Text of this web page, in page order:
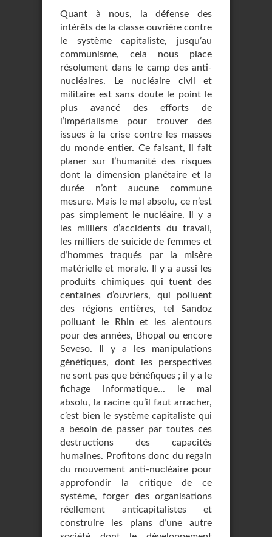
Quant à nous, la défense des
intérêts de la classe ouvrière contre
le système capitaliste, jusqu’au
communisme, cela nous place
résolument dans le camp des anti-
nucléaires. Le nucléaire civil et
militaire est sans doute le point le
plus avancé des efforts de
l’impérialisme pour trouver des
issues à la crise contre les masses
du monde entier. Ce faisant, il fait
planer sur l’humanité des risques
dont la dimension planétaire et la
durée n’ont aucune commune
mesure. Mais le mal absolu, ce n’est
pas simplement le nucléaire. Il y a
les milliers d’accidents du travail,
les milliers de suicide de femmes et
d’hommes traqués par la misère
matérielle et morale. Il y a aussi les
produits chimiques qui tuent des
centaines d’ouvriers, qui polluent
des régions entières, tel Sandoz
polluant le Rhin et les alentours
pour des années, Bhopal ou encore
Seveso. Il y a les manipulations
génétiques, dont les perspectives
ne sont pas que bénéfiques ; il y a le
fichage informatique... le mal
absolu, la racine qu’il faut arracher,
c’est bien le système capitaliste qui
a besoin de passer par toutes ces
destructions des capacités
humaines. Profitons donc du regain
du mouvement anti-nucléaire pour
approfondir la critique de ce
système, forger des organisations
réellement anticapitalistes et
construire les plans d’une autre